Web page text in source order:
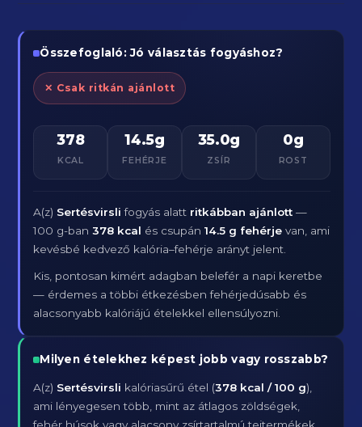
Összefoglaló: Jó választás fogyáshoz?
✕ Csak ritkán ajánlott
378
KCAL
14.5g
FEHÉRJE
35.0g
ZSÍR
0g
ROST
A(z) Sertésvirsli fogyás alatt ritkábban ajánlott —
100 g-ban378 kcal és csupán14.5 g fehérje van, ami
kevésbé kedvező kalória–fehérje arányt jelent.
Kis, pontosan kimért adagban belefér a napi keretbe
— érdemes a többi étkezésben fehérjedúsabb és
alacsonyabb kalóriájú ételekkel ellensúlyozni.
Milyen ételekhez képest jobb vagy rosszabb?
A(z) Sertésvirsli kalóriasűrű étel (378 kcal / 100 g),
ami lényegesen több, mint az átlagos zöldségek,